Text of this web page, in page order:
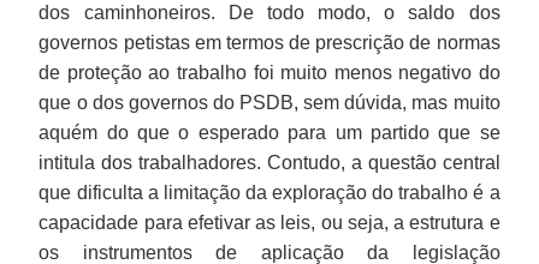
dos caminhoneiros. De todo modo, o saldo dos
governos petistas em termos de prescrição de normas
de proteção ao trabalho foi muito menos negativo do
que o dos governos do PSDB, sem dúvida, mas muito
aquém do que o esperado para um partido que se
intitula dos trabalhadores. Contudo, a questão central
que dificulta a limitação da exploração do trabalho é a
capacidade para efetivar as leis, ou seja, a estrutura e
os instrumentos de aplicação da legislação